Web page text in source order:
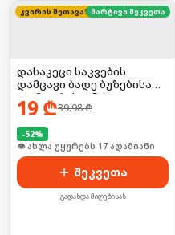
კვირის შეთავაზება
მარტივი შეკვეთა
დასაკეცი საკვების
დამცავი ბადე ბუზებისა
და მტვრისგან 🪰❌
19 ₾39.98₾
-52%
🛒 ბოლო 24სთ-ში იყიდა 23-მა
შეკვეთა
გადახდა მიღებისას